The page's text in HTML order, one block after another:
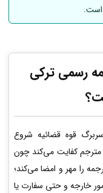
است.
رسمی ترکی
قوه قضائیه شروع
کفایت می‌کند چون
را مهر و امضا می‌کند؛
خارجه و حتی سفارت یا